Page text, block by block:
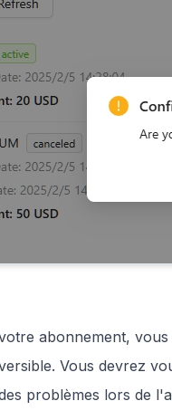
abonnement,
Vous devrez
problèmes lors de